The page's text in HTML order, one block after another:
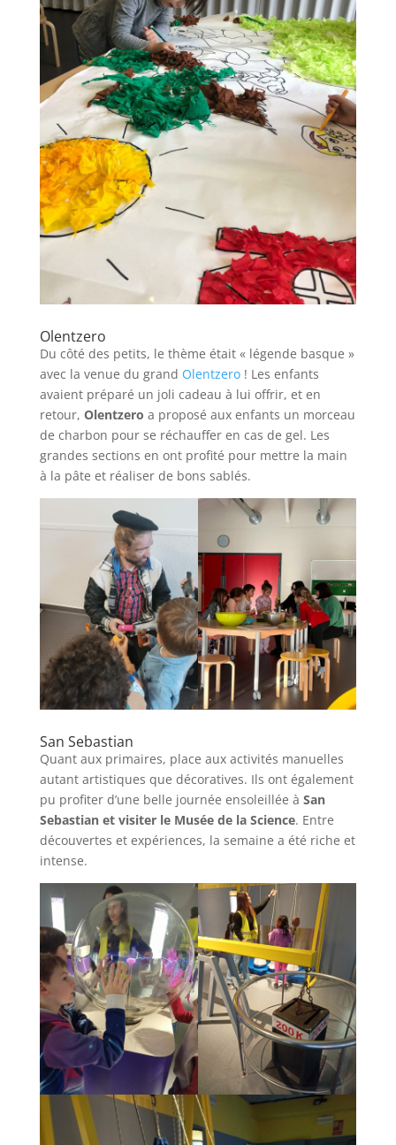
Olentzero
Du côté des petits, le thème était « légende basque »
avec la venue du grand Olentzero! Les enfants
avaient préparé un joli cadeau à lui offrir, et en
retour, Olentzero a proposé aux enfants un morceau
de charbon pour se réchauffer en cas de gel. Les
grandes sections en ont profité pour mettre la main
à la pâte et réaliser de bons sablés.
San Sebastian
Quant aux primaires, place aux activités manuelles
autant artistiques que décoratives. Ils ont également
pu profiter d’une belle journée ensoleillée à San
Sebastian et visiter le Musée de la Science. Entre
découvertes et expériences, la semaine a été riche et
intense.